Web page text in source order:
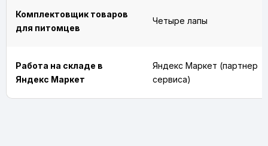
Комплектовщик товаров
для питомцев
Четыре лапы
Работа на складе в
Яндекс Маркет
Яндекс Маркет (партнер
сервиса)